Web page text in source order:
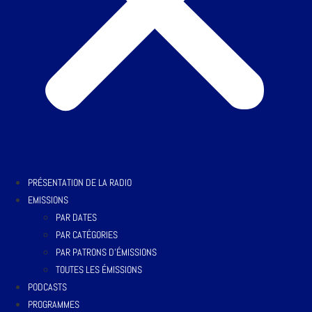
PRÉSENTATION DE LA RADIO
EMISSIONS
PAR DATES
PAR CATÉGORIES
PAR PATRONS D’ÉMISSIONS
TOUTES LES ÉMISSIONS
PODCASTS
PROGRAMMES